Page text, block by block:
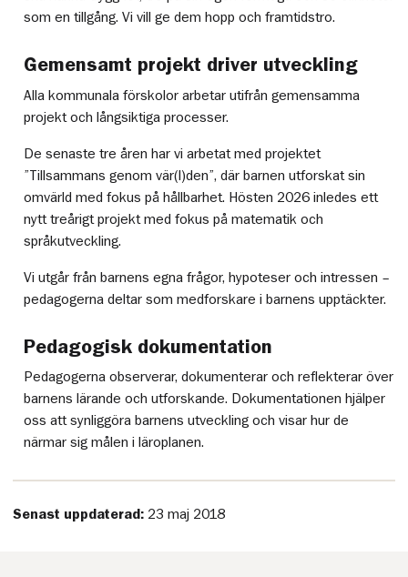
som en tillgång. Vi vill ge dem hopp och framtidstro.
Gemensamt projekt driver utveckling
Alla kommunala förskolor arbetar utifrån gemensamma
projekt och långsiktiga processer.
De senaste tre åren har vi arbetat med projektet
”Tillsammans genom vär(l)den”, där barnen utforskat sin
omvärld med fokus på hållbarhet. Hösten 2026 inledes ett
nytt treårigt projekt med fokus på matematik och
språkutveckling.
Vi utgår från barnens egna frågor, hypoteser och intressen –
pedagogerna deltar som medforskare i barnens upptäckter.
Pedagogisk dokumentation
Pedagogerna observerar, dokumenterar och reflekterar över
barnens lärande och utforskande. Dokumentationen hjälper
oss att synliggöra barnens utveckling och visar hur de
närmar sig målen i läroplanen.
Senast uppdaterad: 23 maj 2018